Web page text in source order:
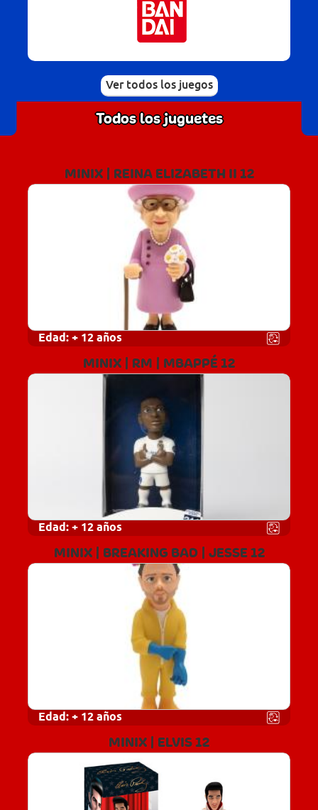
Ver todos los juegos
Todos los juguetes
MINIX | REINA ELIZABETH II 12
Edad:+ 12 años
MINIX | RM | MBAPPÉ 12
Edad:+ 12 años
MINIX | BREAKING BAD | JESSE 12
Edad:+ 12 años
MINIX | ELVIS 12